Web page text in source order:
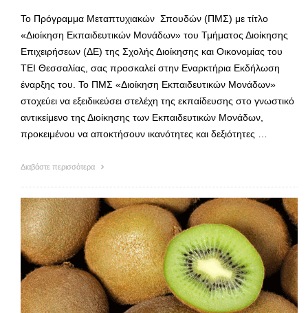
Το Πρόγραμμα Μεταπτυχιακών Σπουδών (ΠΜΣ) με τίτλο
«Διοίκηση Εκπαιδευτικών Μονάδων» του Τμήματος Διοίκησης
Επιχειρήσεων (ΔΕ) της Σχολής Διοίκησης και Οικονομίας του
ΤΕΙ Θεσσαλίας, σας προσκαλεί στην Εναρκτήρια Εκδήλωση
έναρξης του. Το ΠΜΣ «Διοίκηση Εκπαιδευτικών Μονάδων»
στοχεύει να εξειδικεύσει στελέχη της εκπαίδευσης στο γνωστικό
αντικείμενο της Διοίκησης των Εκπαιδευτικών Μονάδων,
προκειμένου να αποκτήσουν ικανότητες και δεξιότητες …
Διαβάστε περισσότερα